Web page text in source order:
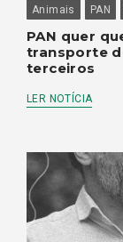
Animais PAN
PAN quer
transporte
terceiros
LER NOTÍCIA